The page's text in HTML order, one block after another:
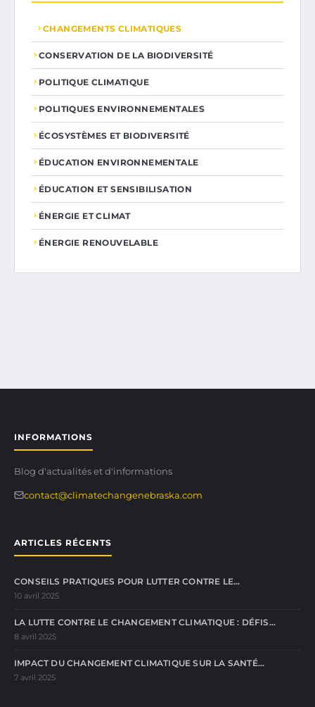
CHANGEMENTS CLIMATIQUES
CONSERVATION DE LA BIODIVERSITÉ
POLITIQUE CLIMATIQUE
POLITIQUES ENVIRONNEMENTALES
ÉCOSYSTÈMES ET BIODIVERSITÉ
ÉDUCATION ENVIRONNEMENTALE
ÉDUCATION ET SENSIBILISATION
ÉNERGIE ET CLIMAT
ÉNERGIE RENOUVELABLE
INFORMATIONS
Blog d'actualités et d'informations
contact@climatechangenebraska.com
ARTICLES RÉCENTS
CONSEILS PRATIQUES POUR LUTTER CONTRE LE…
10 avril 2025
LA LUTTE CONTRE LE CHANGEMENT CLIMATIQUE : DÉFIS…
8 avril 2025
IMPACT DU CHANGEMENT CLIMATIQUE SUR LA SANTÉ…
7 avril 2025